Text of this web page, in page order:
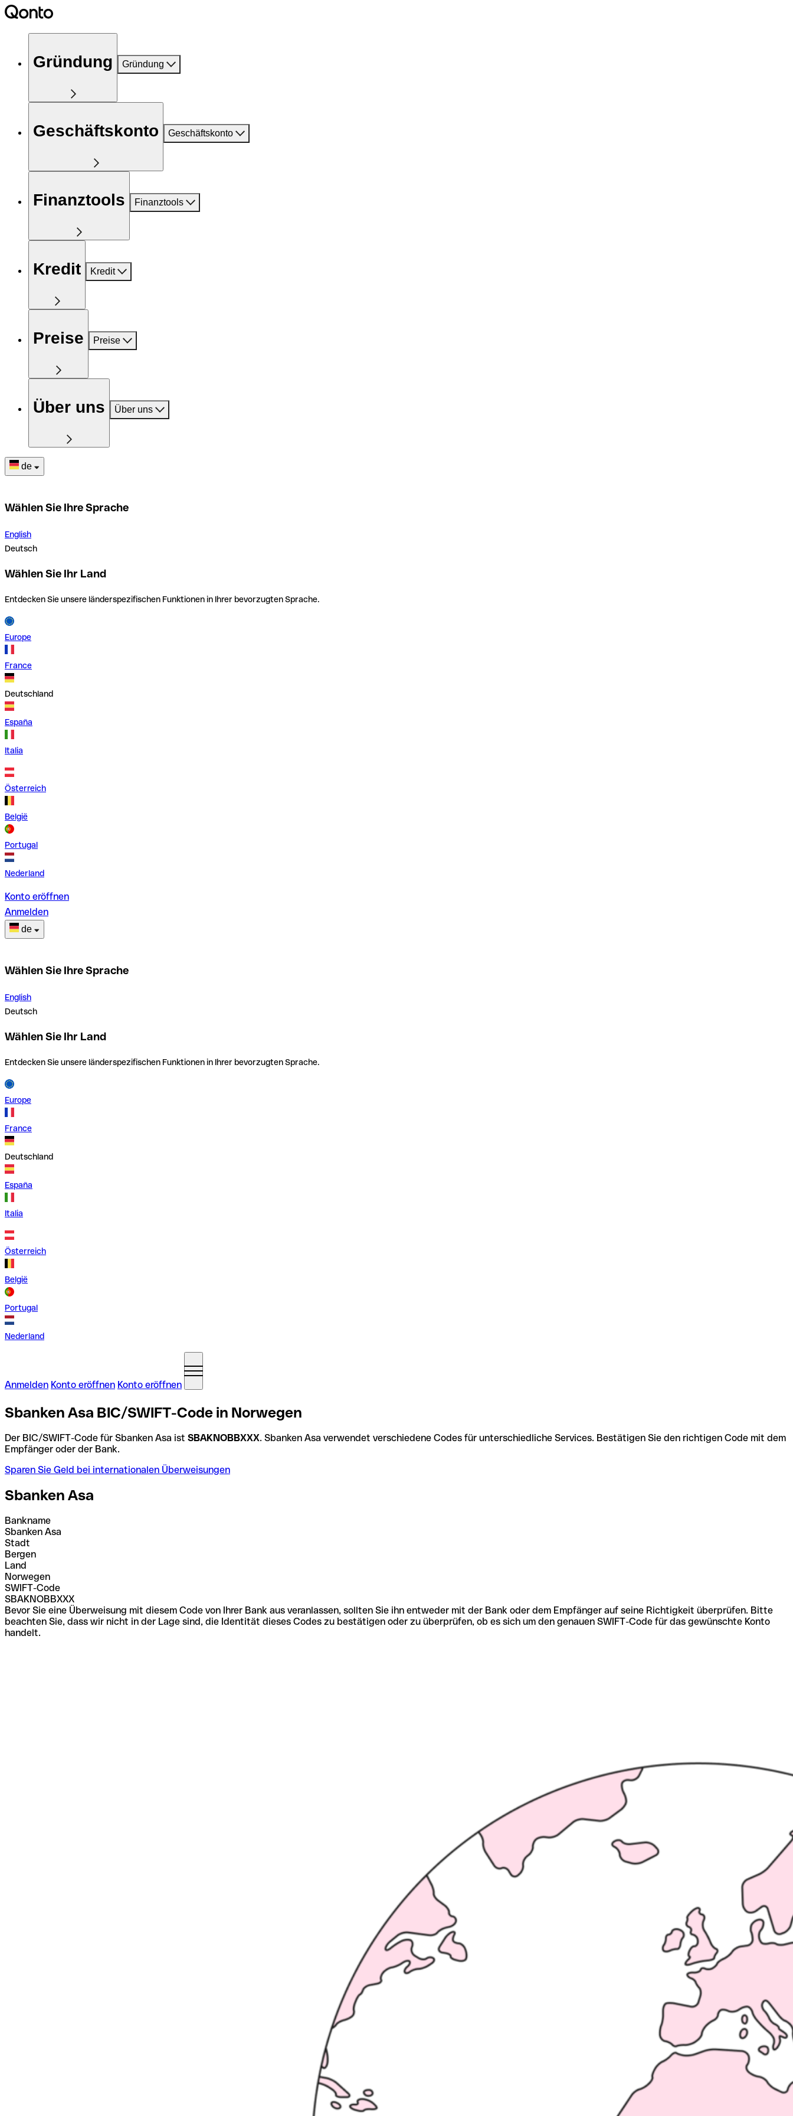
Gründung Gründung
Geschäftskonto Geschäftskonto
Finanztools Finanztools
Kredit Kredit
Preise Preise
Über uns Über uns
de
Wählen Sie Ihre Sprache
English
Deutsch
Wählen Sie Ihr Land
Entdecken Sie unsere länderspezifischen Funktionen in Ihrer bevorzugten Sprache.
Europe
France
Deutschland
España
Italia
Österreich
België
Portugal
Nederland
Konto eröffnen
Anmelden
de
Wählen Sie Ihre Sprache
English
Deutsch
Wählen Sie Ihr Land
Entdecken Sie unsere länderspezifischen Funktionen in Ihrer bevorzugten Sprache.
Europe
France
Deutschland
España
Italia
Österreich
België
Portugal
Nederland
Anmelden Konto eröffnen Konto eröffnen
Sbanken Asa BIC/SWIFT-Code in Norwegen
Der BIC/SWIFT-Code für Sbanken Asa ist SBAKNOBBXXX. Sbanken Asa verwendet verschiedene Codes für unterschiedliche Services. Bestätigen Sie den richtigen Code mit dem
Empfänger oder der Bank.
Sparen Sie Geld bei internationalen Überweisungen
Sbanken Asa
Bankname
Sbanken Asa
Stadt
Bergen
Land
Norwegen
SWIFT-Code
SBAKNOBBXXX
Bevor Sie eine Überweisung mit diesem Code von Ihrer Bank aus veranlassen, sollten Sie ihn entweder mit der Bank oder dem Empfänger auf seine Richtigkeit überprüfen. Bitte
beachten Sie, dass wir nicht in der Lage sind, die Identität dieses Codes zu bestätigen oder zu überprüfen, ob es sich um den genauen SWIFT-Code für das gewünschte Konto
handelt.